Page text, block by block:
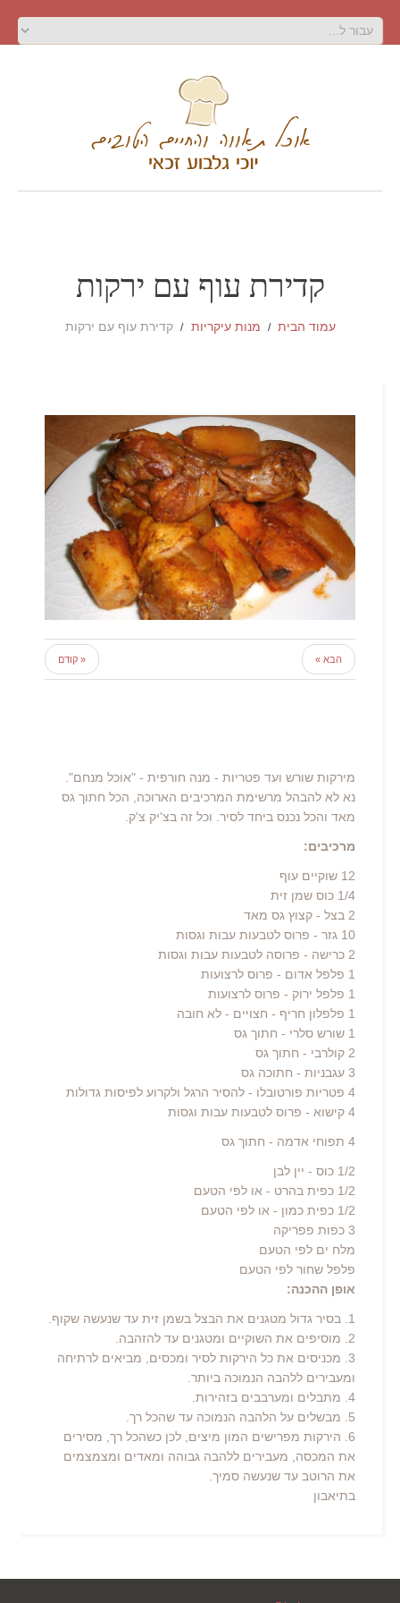
קדירת עוף עם ירקות
עמוד הבית מנות עיקריות קדירת עוף עם ירקות
« קודם הבא »
מירקות שורש ועד פטריות - מנה חורפית - "אוכל מנחם".
נא לא להבהל מרשימת המרכיבים הארוכה, הכל חתוך גס
מאד והכל נכנס ביחד לסיר. וכל זה בצ'יק צ'ק.
מרכיבים:
12 שוקיים עוף
1/4 כוס שמן זית
2 בצל - קצוץ גס מאד
10 גזר - פרוס לטבעות עבות וגסות
2 כרישה - פרוסה לטבעות עבות וגסות
1 פלפל אדום - פרוס לרצועות
1 פלפל ירוק - פרוס לרצועות
1 פלפלון חריף - חצויים - לא חובה
1 שורש סלרי - חתוך גס
2 קולרבי - חתוך גס
3 עגבניות - חתוכה גס
4 פטריות פורטובלו - להסיר הרגל ולקרוע לפיסות גדולות
4 קישוא - פרוס לטבעות עבות וגסות
4 תפוחי אדמה - חתוך גס
1/2 כוס - יין לבן
1/2 כפית בהרט - או לפי הטעם
1/2 כפית כמון - או לפי הטעם
3 כפות פפריקה
מלח ים לפי הטעם
פלפל שחור לפי הטעם
אופן ההכנה:
1. בסיר גדול מטגנים את הבצל בשמן זית עד שנעשה שקוף.
2. מוסיפים את השוקיים ומטגנים עד להזהבה.
3. מכניסים את כל הירקות לסיר ומכסים, מביאים לרתיחה
ומעבירים ללהבה הנמוכה ביותר.
4. מתבלים ומערבבים בזהירות.
5. מבשלים על הלהבה הנמוכה עד שהכל רך.
6. הירקות מפרישים המון מיצים, לכן כשהכל רך, מסירים
את המכסה, מעבירים ללהבה גבוהה ומאדים ומצמצמים
את הרוטב עד שנעשה סמיך.
בתיאבון